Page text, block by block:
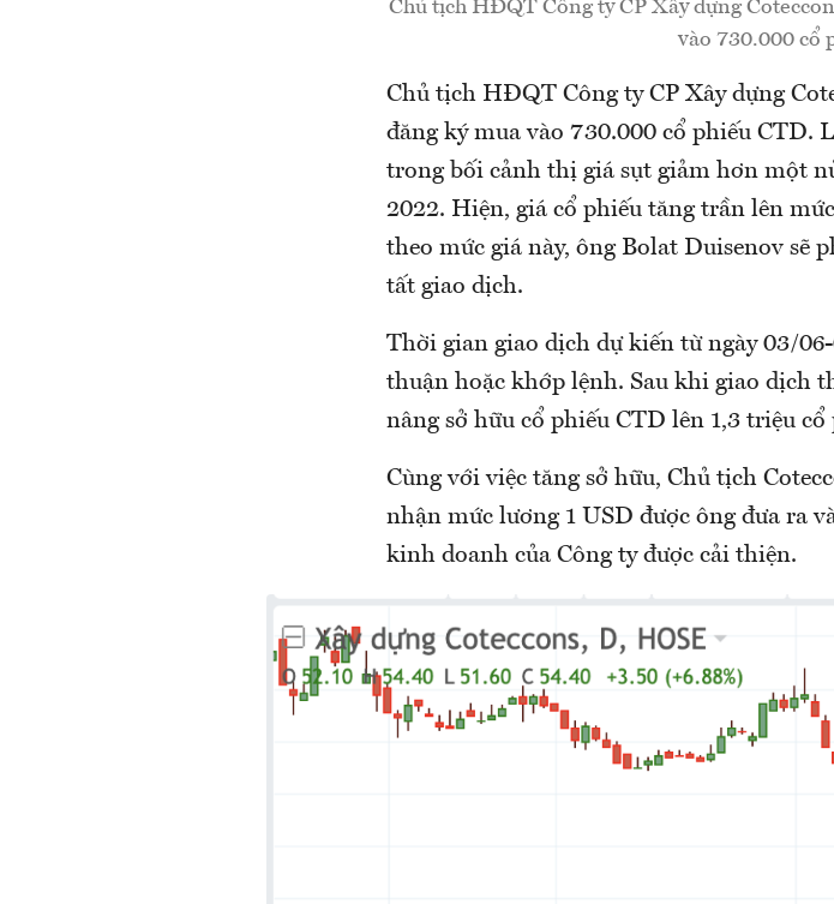
Chủ tịch HĐQT Công ty CP Xây dựng
vào 730.000 cổ
Chủ tịch HĐQT Công ty CP Xây dựng
đăng ký mua vào 730.000 cổ phiếu CTD.
trong bối cảnh thị giá sụt giảm hơn một
2022. Hiện, giá cổ phiếu tăng trần lên
theo mức giá này, ông Bolat Duisenov sẽ
tất giao dịch.
Thời gian giao dịch dự kiến từ ngày 03/
thuận hoặc khớp lệnh. Sau khi giao dịch
nâng sở hữu cổ phiếu CTD lên 1,3 triệu
Cùng với việc tăng sở hữu, Chủ tịch
nhận mức lương 1 USD được ông đưa ra
kinh doanh của Công ty được cải thiện.